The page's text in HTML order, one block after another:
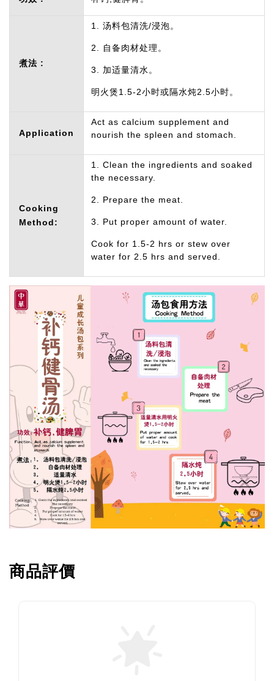
煮法 :
1. 汤料包清洗/浸泡。
2. 自备肉材处理。
3. 加适量清水。
明火煲1.5-2小时或隔水炖2.5小时。
Application
Act as calcium supplement and
nourish the spleen and stomach.
Cooking
Method:
1. Clean the ingredients and soaked
the necessary.
2. Prepare the meat.
3. Put proper amount of water.
Cook for 1.5-2 hrs or stew over
water for 2.5 hrs and served.
商品評價